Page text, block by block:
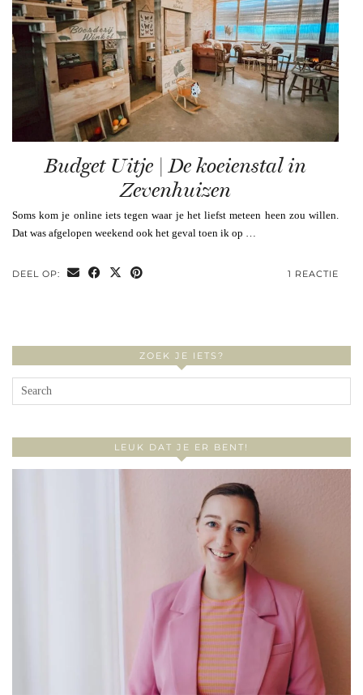
Budget Uitje | De koeienstal in
Zevenhuizen
Soms kom je online iets tegen waar je het liefst meteen heen zou willen.
Dat was afgelopen weekend ook het geval toen ik op …
DEEL OP: 1 REACTIE
ZOEK JE IETS?
LEUK DAT JE ER BENT!